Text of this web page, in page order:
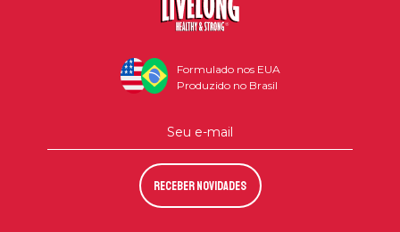
Formulado nos EUA
Produzido no Brasil